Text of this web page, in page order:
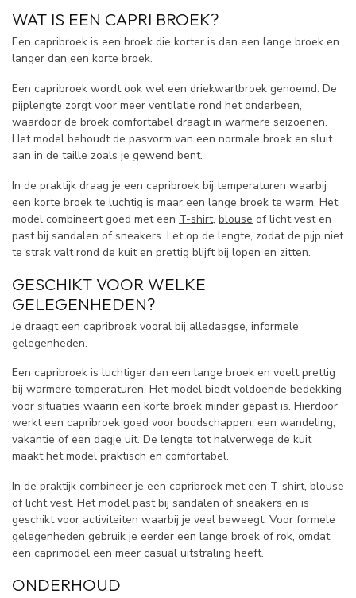
WAT IS EEN CAPRI BROEK?
Een capribroek is een broek die korter is dan een lange broek en
langer dan een korte broek.
Een capribroek wordt ook wel een driekwartbroek genoemd. De
pijplengte zorgt voor meer ventilatie rond het onderbeen,
waardoor de broek comfortabel draagt in warmere seizoenen.
Het model behoudt de pasvorm van een normale broek en sluit
aan in de taille zoals je gewend bent.
In de praktijk draag je een capribroek bij temperaturen waarbij
een korte broek te luchtig is maar een lange broek te warm. Het
model combineert goed met een T-shirt, blouse of licht vest en
past bij sandalen of sneakers. Let op de lengte, zodat de pijp niet
te strak valt rond de kuit en prettig blijft bij lopen en zitten.
GESCHIKT VOOR WELKE
GELEGENHEDEN?
Je draagt een capribroek vooral bij alledaagse, informele
gelegenheden.
Een capribroek is luchtiger dan een lange broek en voelt prettig
bij warmere temperaturen. Het model biedt voldoende bedekking
voor situaties waarin een korte broek minder gepast is. Hierdoor
werkt een capribroek goed voor boodschappen, een wandeling,
vakantie of een dagje uit. De lengte tot halverwege de kuit
maakt het model praktisch en comfortabel.
In de praktijk combineer je een capribroek met een T-shirt, blouse
of licht vest. Het model past bij sandalen of sneakers en is
geschikt voor activiteiten waarbij je veel beweegt. Voor formele
gelegenheden gebruik je eerder een lange broek of rok, omdat
een caprimodel een meer casual uitstraling heeft.
ONDERHOUD